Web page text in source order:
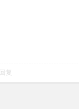
回复